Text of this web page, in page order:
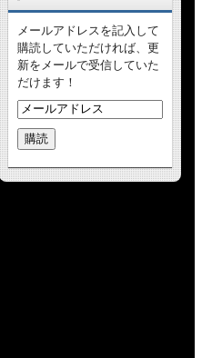
メールアドレスを記入して
購読していただければ、更
新をメールで受信していた
だけます！